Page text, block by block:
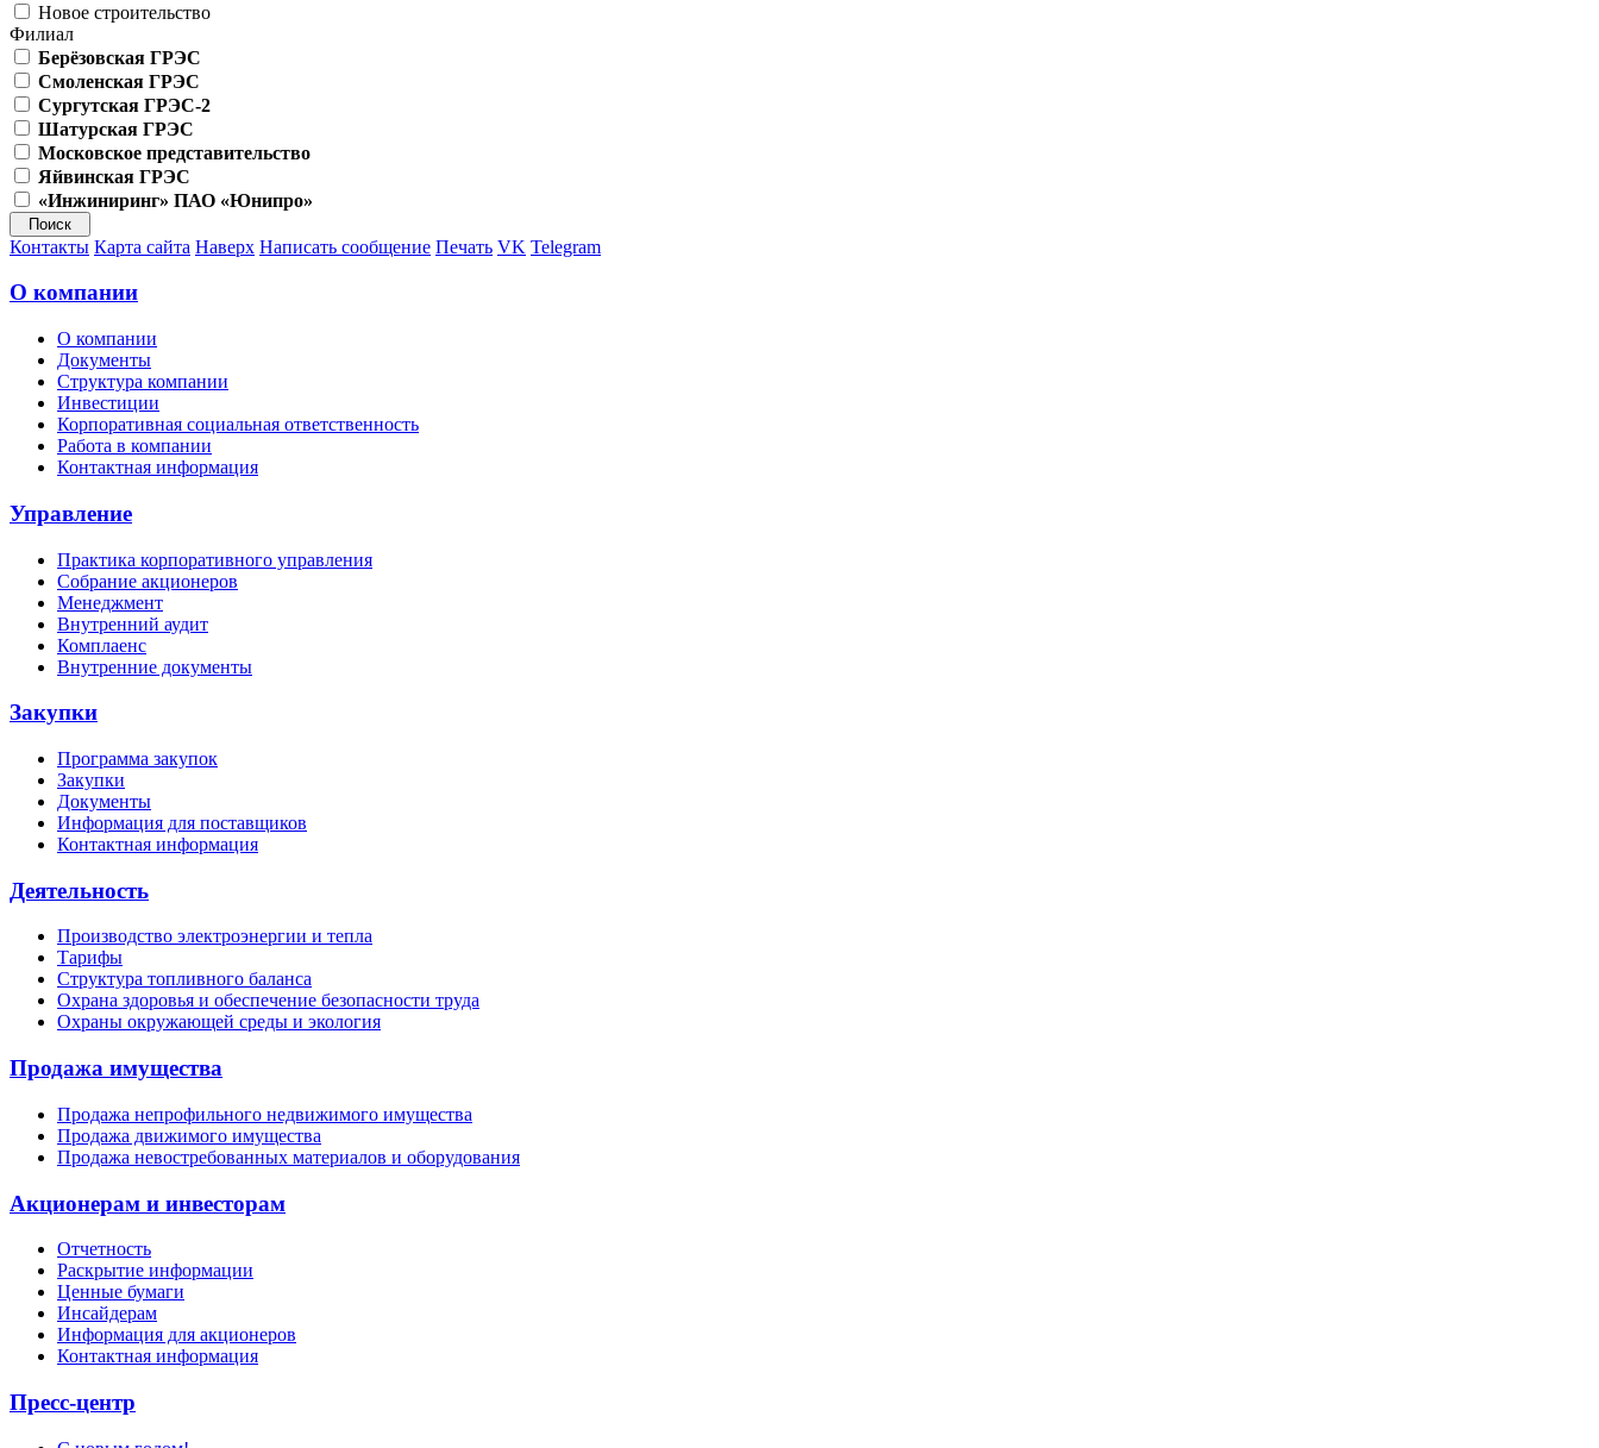
Новое строительство
Филиал
Берёзовская ГРЭС
Смоленская ГРЭС
Сургутская ГРЭС-2
Шатурская ГРЭС
Московское представительство
Яйвинская ГРЭС
«Инжиниринг» ПАО «Юнипро»
Контакты Карта сайта Наверх Написать сообщение Печать VK Telegram
О компании
О компании
Документы
Структура компании
Инвестиции
Корпоративная социальная ответственность
Работа в компании
Контактная информация
Управление
Практика корпоративного управления
Собрание акционеров
Менеджмент
Внутренний аудит
Комплаенс
Внутренние документы
Закупки
Программа закупок
Закупки
Документы
Информация для поставщиков
Контактная информация
Деятельность
Производство электроэнергии и тепла
Тарифы
Структура топливного баланса
Охрана здоровья и обеспечение безопасности труда
Охраны окружающей среды и экология
Продажа имущества
Продажа непрофильного недвижимого имущества
Продажа движимого имущества
Продажа невостребованных материалов и оборудования
Акционерам и инвесторам
Отчетность
Раскрытие информации
Ценные бумаги
Инсайдерам
Информация для акционеров
Контактная информация
Пресс-центр